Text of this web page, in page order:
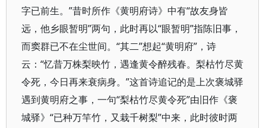
字已前生。”昔时所作《黄明府诗》中有“故友身皆
远，他乡眼暂明”两句，此时再以“眼暂明”指陈旧事，
而窦群已不在尘世间。“其二”想起“黄明府”，诗
云：“忆昔万株梨映竹，遇逢黄令醉残春。梨枯竹尽黄
令死，今日再来衰病身。”这首诗追记的是上次褒城驿
遇到黄明府之事，一句“梨枯竹尽黄令死”由旧作《褒
城驿》“已种万竿竹，又栽千树梨”中来，此时彼时两